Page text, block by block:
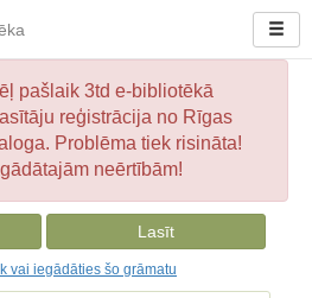
pašlaik 3td e-bibliotēkā
reģistrācija no Rīgas
Problēma tiek risināta!
neērtībām!
Lasīt
vai iegādāties šo grāmatu